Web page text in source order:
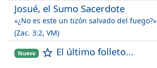
Josué, el Sumo Sacerdote
«¿No es este un tizón salvado del fuego?»
(Zac. 3:2, VM)
Nuevo star_outline El último folleto…